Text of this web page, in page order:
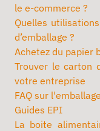
le e-commerce ?
Quelles
d’emballage ?
Achetez du papier
Trouver le carton
votre entreprise
FAQ sur
Guides EPI
La boite